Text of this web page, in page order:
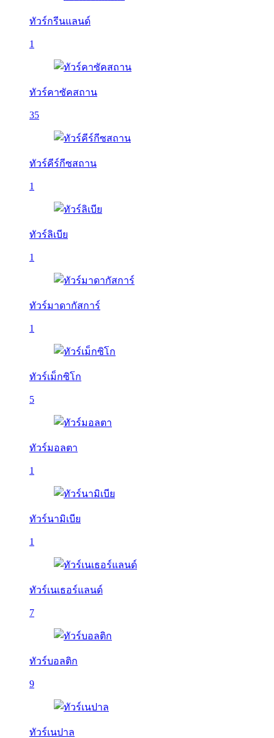
ทัวร์กรีนแลนด์
1
ทัวร์คาซัคสถาน
35
ทัวร์คีร์กีซสถาน
1
ทัวร์ลิเบีย
1
ทัวร์มาดากัสการ์
1
ทัวร์เม็กซิโก
5
ทัวร์มอลตา
1
ทัวร์นามิเบีย
1
ทัวร์เนเธอร์แลนด์
7
ทัวร์บอลติก
9
ทัวร์เนปาล